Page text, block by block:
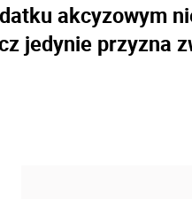
akcyzowym
jedynie przyzna